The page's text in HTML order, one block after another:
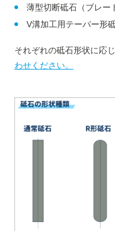
薄型切断砥石（ブレー
V溝加工用テーパー形
それぞれの砥石形状に応
わせください。